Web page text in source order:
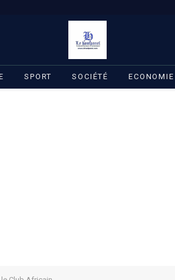
SPORT SOCIÉTÉ ECONOMIE